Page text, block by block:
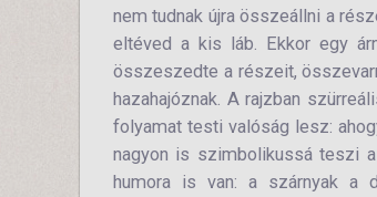
nem tudnak újra összeállni a
eltéved a kis láb. Ekkor egy
összeszedte a részeit,
hazahajóznak. A rajzban
folyamat testi valóság lesz:
nagyon is szimbolikussá teszi
humora is van: a szárnyak a